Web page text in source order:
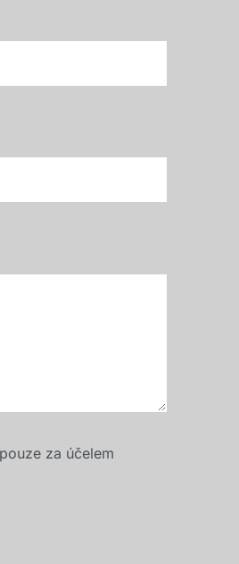
za účelem